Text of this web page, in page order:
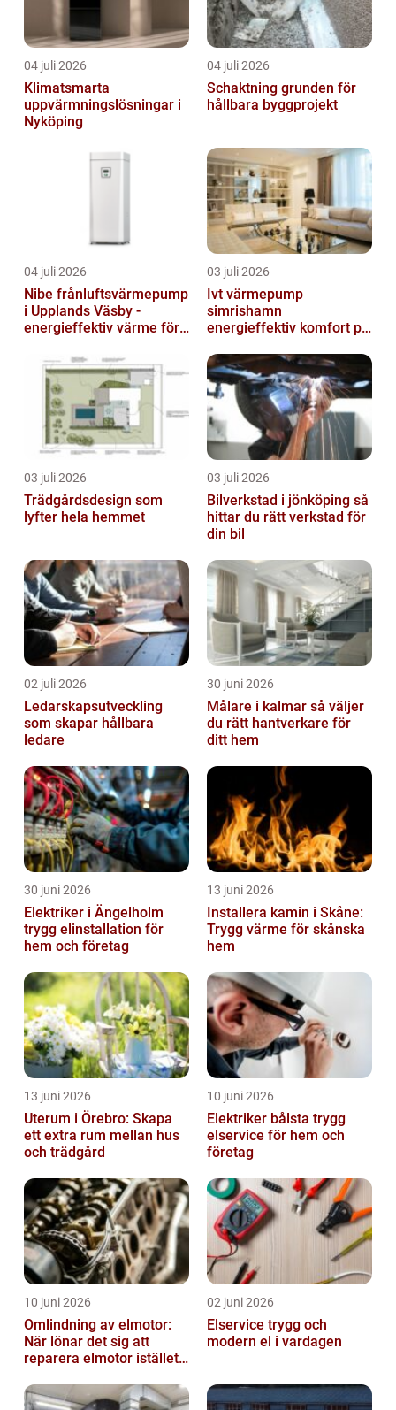
04 juli 2026
Klimatsmarta
uppvärmningslösningar i
Nyköping
04 juli 2026
Schaktning grunden för
hållbara byggprojekt
04 juli 2026
Nibe frånluftsvärmepump
i Upplands Väsby -
energieffektiv värme för
03 juli 2026
Ivt värmepump
simrishamn
energieffektiv komfort på
03 juli 2026
Trädgårdsdesign som
lyfter hela hemmet
03 juli 2026
Bilverkstad i jönköping så
hittar du rätt verkstad för
din bil
02 juli 2026
Ledarskapsutveckling
som skapar hållbara
ledare
30 juni 2026
Målare i kalmar så väljer
du rätt hantverkare för
ditt hem
30 juni 2026
Elektriker i Ängelholm
trygg elinstallation för
hem och företag
13 juni 2026
Installera kamin i Skåne:
Trygg värme för skånska
hem
13 juni 2026
Uterum i Örebro: Skapa
ett extra rum mellan hus
och trädgård
10 juni 2026
Elektriker bålsta trygg
elservice för hem och
företag
10 juni 2026
Omlindning av elmotor:
När lönar det sig att
reparera elmotor istället
02 juni 2026
Elservice trygg och
modern el i vardagen